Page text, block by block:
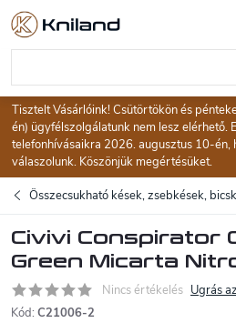
Ugrás
tartalomhoz
Tisztelt Vásárlóink! Csütörtökön és
én) ügyfélszolgálatunk nem lesz elérhető.
telefonhívásaikra 2026. augusztus 10-én,
válaszolunk. Köszönjük megértésüket.
Összecsukható kések, zsebkések,
Civivi Conspirator
Green Micarta
Nincs értékelés Ugrás
Kód: C21006-2